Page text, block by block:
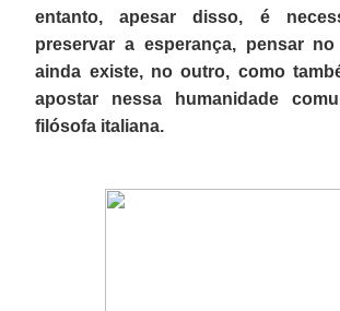
entanto, apesar disso, é
preservar a esperança, pensar
ainda existe, no outro, como
apostar nessa humanidade
filósofa italiana.